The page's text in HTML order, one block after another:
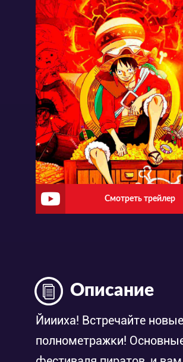
Смотреть трейлер
Описание
Йиииха! Встречайте
полнометражки!